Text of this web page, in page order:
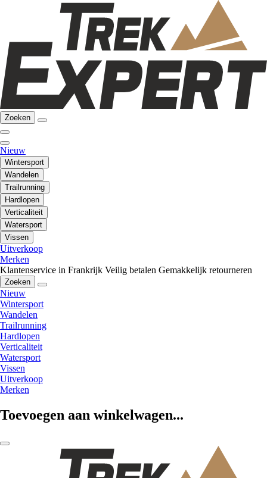
Zoeken
Nieuw
Wintersport
Wandelen
Trailrunning
Hardlopen
Verticaliteit
Watersport
Vissen
Uitverkoop
Merken
Klantenservice in Frankrijk Veilig betalen Gemakkelijk retourneren
Zoeken
Nieuw
Wintersport
Wandelen
Trailrunning
Hardlopen
Verticaliteit
Watersport
Vissen
Uitverkoop
Merken
Toevoegen aan winkelwagen...